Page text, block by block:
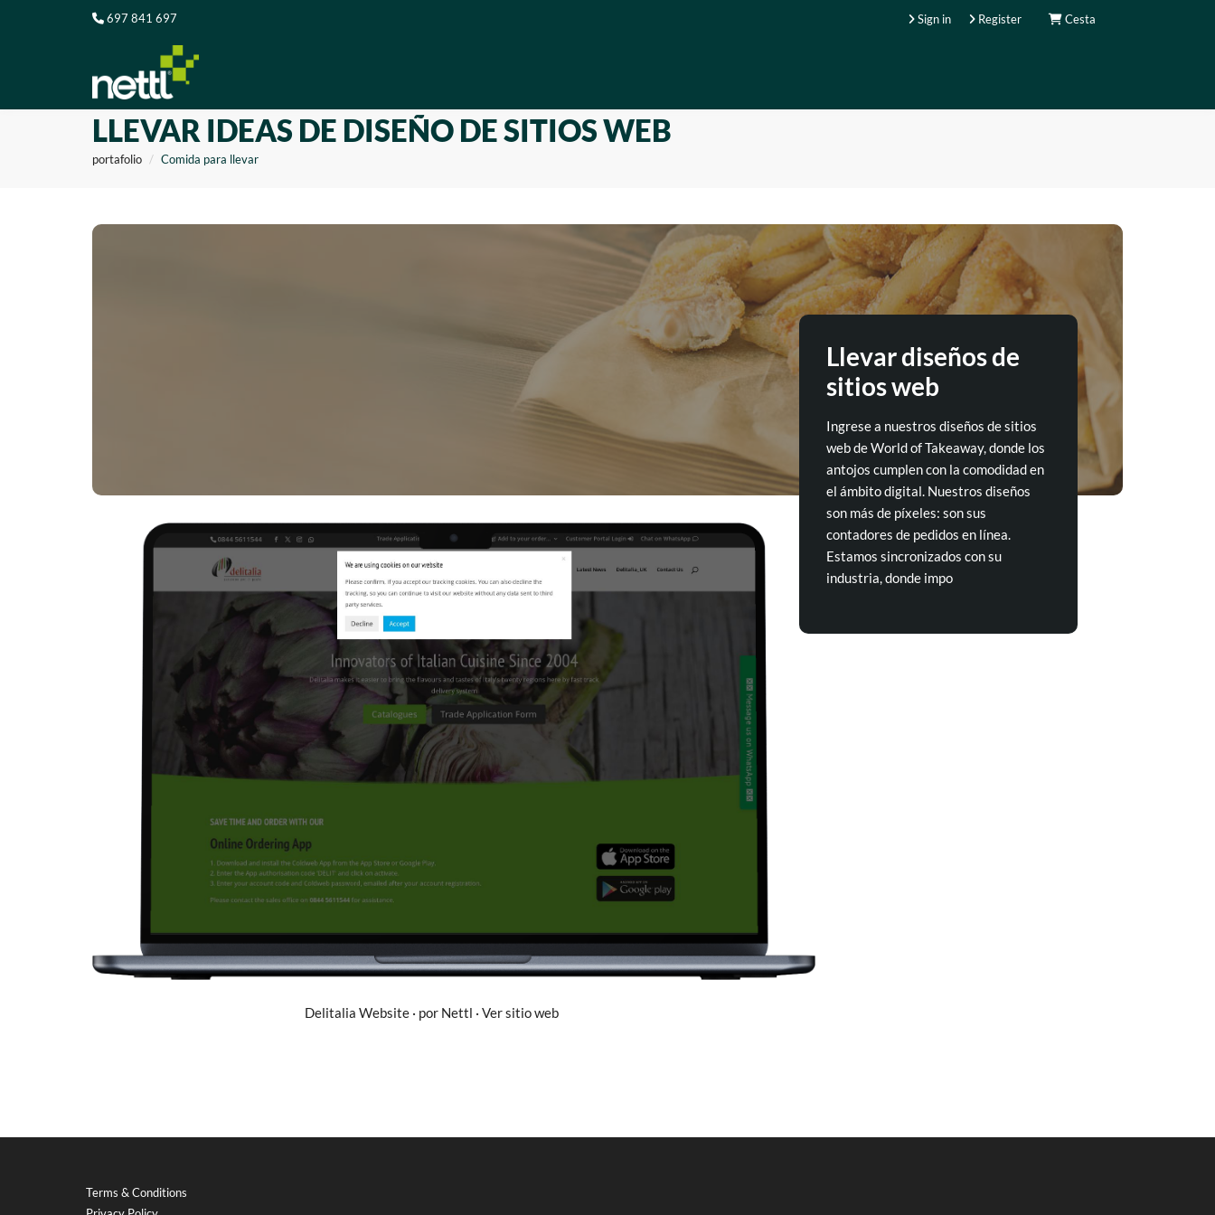
697 841 697 Cesta
Register
Sign in
LLEVAR IDEAS DE DISEÑO DE SITIOS WEB
portafolio Comida para llevar
Llevar diseños de
sitios web
Ingrese a nuestros diseños de sitios
web de World of Takeaway, donde los
antojos cumplen con la comodidad en
el ámbito digital. Nuestros diseños
son más de píxeles: son sus
contadores de pedidos en línea.
Estamos sincronizados con su
industria, donde impo
Delitalia Website · por Nettl · Ver sitio web
Terms & Conditions